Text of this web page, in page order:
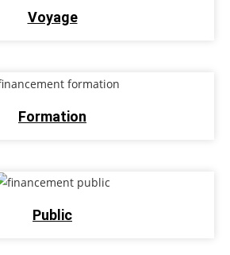
Voyage
Formation
Public